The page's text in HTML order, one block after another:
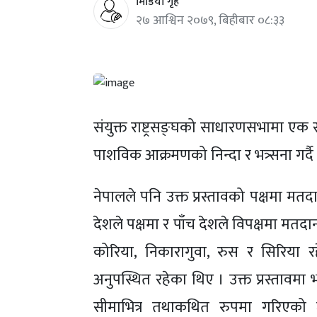
२७ आश्विन २०७९, बिहीबार ०८:३३
संयुक्त राष्ट्रसङ्घको साधारणसभामा
पाशविक आक्रमणको निन्दा र भत्र्सना
नेपालले पनि उक्त प्रस्तावको पक्षमा
देशले पक्षमा र पाँच देशले विपक्षमा
कोरिया, निकारागुवा, रुस र
अनुपस्थित रहेका थिए । उक्त प्रस्तावमा
सीमाभित्र तथाकथित रुपमा